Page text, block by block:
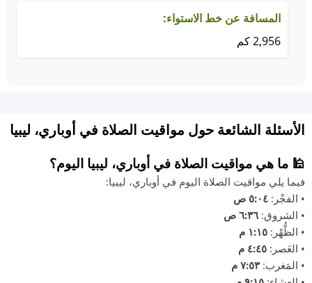
المسافة عن خط الاستواء:
2,956 كم
الأسئلة الشائعة حول مواقيت الصلاة في أوباري، ليبيا
🕌 ما هي مواقيت الصلاة في أوباري، ليبيا اليوم؟
فيما يلي مواقيت الصلاة اليوم في أوباري، ليبيا:
• الفجْر: ٥:٠٤ ص
• الشروق: ٦:٣٦ ص
• الظُّهْر: ١:١٥ م
• العَصر: ٤:٤٥ م
• المَغرب:٧:٥٣ م